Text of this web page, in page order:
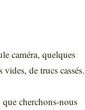
caméra, quelques
vides, de trucs
cherchons-nous